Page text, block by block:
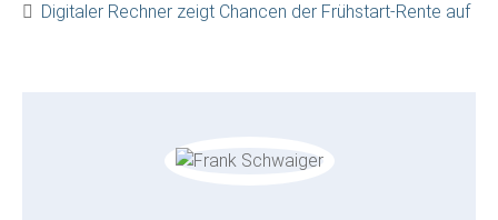
Digitaler Rechner zeigt Chancen der Frühstart-Rente auf